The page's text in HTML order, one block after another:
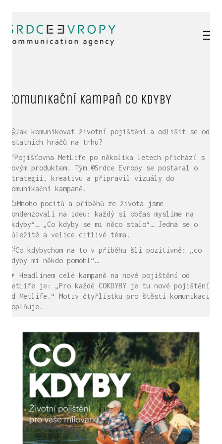
Komunikační kampaň CO KDYBY
🤔Jak komunikovat životní pojištění a odlišit se od
ostatních hráčů na trhu?
✅Pojišťovna MetLife po několika letech přichází s
novým produktem. Tým @Srdce Evropy se postaral o
strategii, kreativu a připravil vizuály do
komunikační kampaně.
✍️Mnoho pocitů a příběhů ze života jsme
kondenzovali na ideu: každý si občas myslíme na
„kdyby“… „Co kdyby se mi něco stalo“… Jedná se o
důležité a velice citlivé téma.
💡Co kdybychom na to v příběhu šli pozitivně: „co
kdyby mi někdo pomohl“…
🍀 Headlinem celé kampaně na nové pojištění od
MetLife je: „Pro každé COKDYBY je tu nové pojištění
od Metlife.“ Motiv čtyřlístku pro štěstí komunikaci
doplňuje.